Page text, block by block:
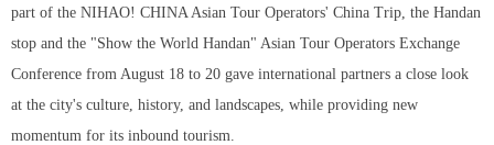
part of the NIHAO! CHINA Asian Tour Operators' China Trip, the Handan
stop and the "Show the World Handan" Asian Tour Operators Exchange
Conference from August 18 to 20 gave international partners a close look
at the city's culture, history, and landscapes, while providing new
momentum for its inbound tourism.